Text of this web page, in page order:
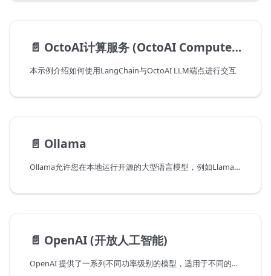
📄️ OctoAI计算服务 (OctoAI Compute Service)
本示例介绍如何使用LangChain与OctoAI LLM端点进行交互
📄️ Ollama
Ollama允许您在本地运行开源的大型语言模型，例如Llama 2。
📄️ OpenAI (开放人工智能)
OpenAI 提供了一系列不同功率级别的模型，适用于不同的任务。